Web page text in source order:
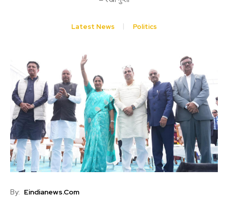
Latest News Politics
By: Eindianews.com